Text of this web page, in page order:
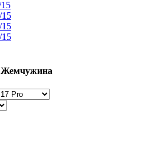
Жемчужина